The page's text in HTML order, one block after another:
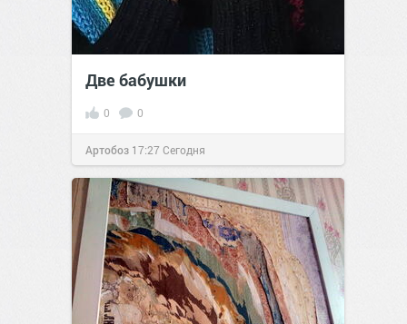
Две бабушки
0 0
Артобоз 17:27 Сегодня